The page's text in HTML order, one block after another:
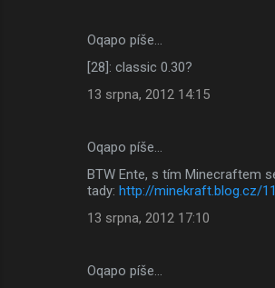
Oqapo píše…
[28]: classic 0.30?
13 srpna, 2012 14:15
Oqapo píše…
BTW Ente, s tím Minecraftem
tady: http://minekraft.blog.cz/
13 srpna, 2012 17:10
Oqapo píše…